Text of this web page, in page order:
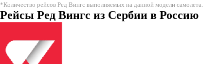
*Количество рейсов Ред Вингс выполняемых на данной модели самолета.
Рейсы Ред Вингс из Сербии в Россию